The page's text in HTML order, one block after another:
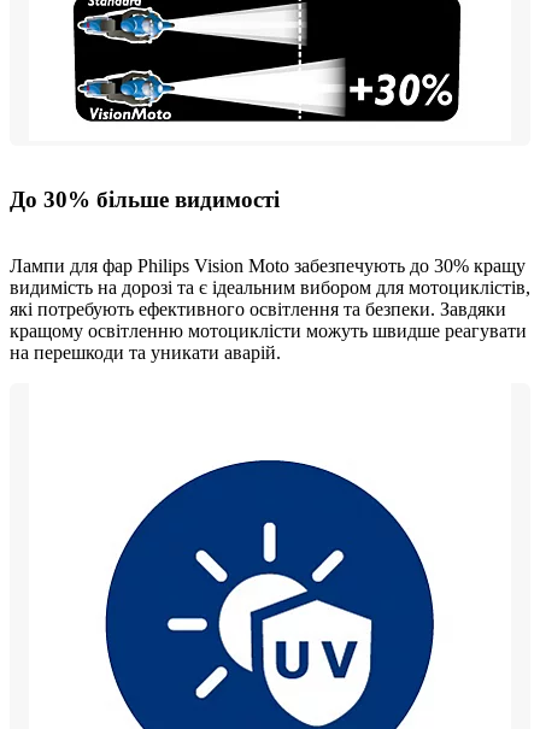
До 30% більше видимості
Лампи для фар Philips Vision Moto забезпечують до 30% кращу
видимість на дорозі та є ідеальним вибором для мотоциклістів,
які потребують ефективного освітлення та безпеки. Завдяки
кращому освітленню мотоциклісти можуть швидше реагувати
на перешкоди та уникати аварій.